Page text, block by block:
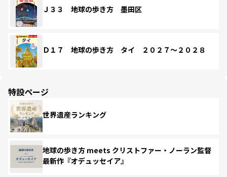
Ｊ３３ 地球の歩き方 墨田区
Ｄ１７ 地球の歩き方 タイ ２０２７～２０２８
特設ページ
世界遺産ランキング
地球の歩き方 meets クリストファー・ノーラン監督
最新作『オデュッセイア』